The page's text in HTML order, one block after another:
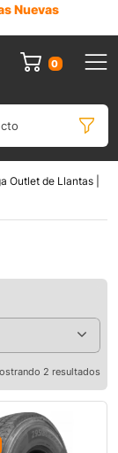
Nuevas
0
Outlet de Llantas |
2 resultados